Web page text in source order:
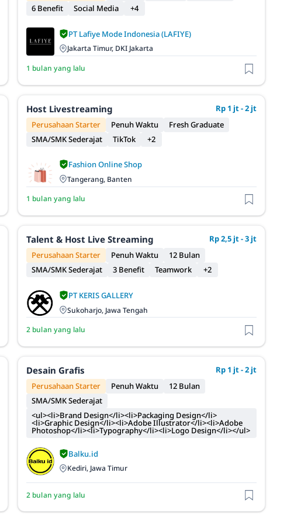
6 Benefit
Social Media +4
PT Lafiye Mode Indonesia (LAFIYE)
Jakarta Timur, DKI Jakarta
1 bulan yang lalu
Host Livestreaming
Rp 1 jt - 2 jt
Perusahaan Starter
Penuh Waktu
Fresh Graduate
SMA/SMK Sederajat
TikTok +2
Fashion Online Shop
Tangerang, Banten
1 bulan yang lalu
Talent & Host Live Streaming
Rp 2,5 jt - 3 jt
Perusahaan Starter
Penuh Waktu
12 Bulan
SMA/SMK Sederajat
3 Benefit Teamwork +2
PT KERIS GALLERY
Sukoharjo, Jawa Tengah
2 bulan yang lalu
Desain Grafis
Rp 1 jt - 2 jt
Perusahaan Starter
Penuh Waktu
12 Bulan
SMA/SMK Sederajat
<ul><li>Brand Design</li><li>Packaging Design</li>
<li>Graphic Design</li><li>Adobe Illustrator</li><li>Adobe
Photoshop</li><li>Typography</li><li>Logo Design</li></ul>
Balku.id
Kediri, Jawa Timur
2 bulan yang lalu